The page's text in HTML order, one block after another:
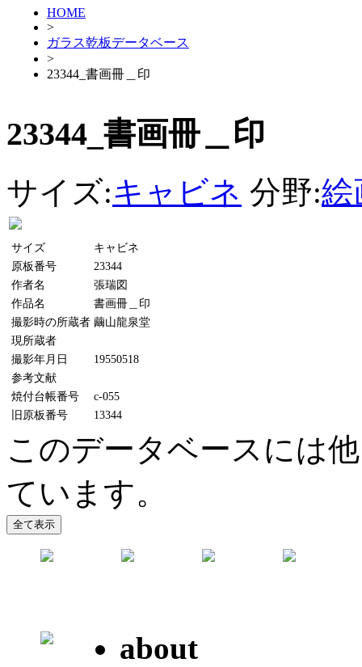
HOME
>
ガラス乾板データベース
>
23344_書画冊＿印
23344_書画冊＿印
サイズ:キャビネ 分野:絵
サイズ
キャビネ
原板番号
23344
作者名
張瑞図
作品名
書画冊＿印
撮影時の所蔵者 繭山龍泉堂
現所蔵者
撮影年月日
19550518
参考文献
焼付台帳番号
c-055
旧原板番号
13344
このデータベースには
ています。
about